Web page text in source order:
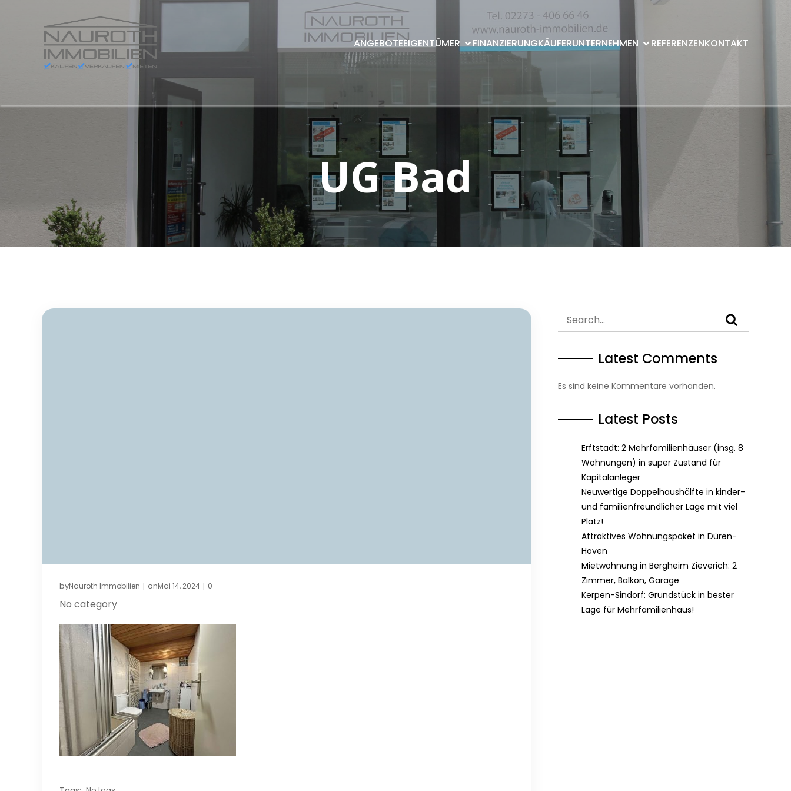
ANGEBOTEEIGENTÜMER FINANZIERUNGKÄUFERUNTERNEHMEN REFERENZENKONTAKT
UG Bad
byNauroth Immobilien | onMai 14, 2024 | 0
No category
Latest Comments
Es sind keine Kommentare vorhanden.
Latest Posts
Erftstadt: 2 Mehrfamilienhäuser (insg. 8
Wohnungen) in super Zustand für
Kapitalanleger
Neuwertige Doppelhaushälfte in kinder-
und familienfreundlicher Lage mit viel
Platz!
Attraktives Wohnungspaket in Düren-
Hoven
Mietwohnung in Bergheim Zieverich: 2
Zimmer, Balkon, Garage
Kerpen-Sindorf: Grundstück in bester
Lage für Mehrfamilienhaus!